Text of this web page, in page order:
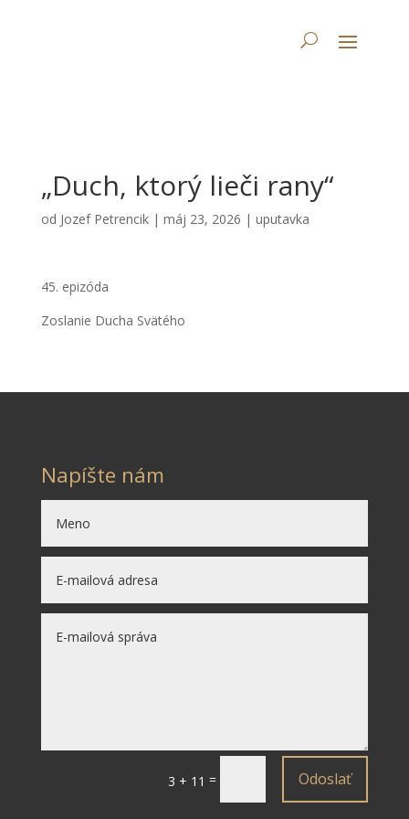
„Duch, ktorý lieči rany“
od Jozef Petrencik| máj 23, 2026 | uputavka
45. epizóda
Zoslanie Ducha Svätého
Napíšte nám
3 + 11 = Odoslať